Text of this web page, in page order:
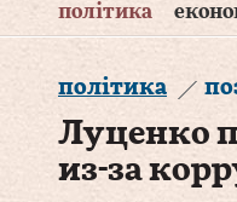
політика
політика
Луценко
из-за